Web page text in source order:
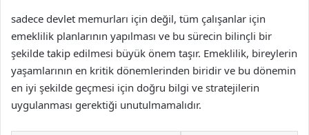
sadece devlet memurları için değil, tüm çalışanlar için
emeklilik planlarının yapılması ve bu sürecin bilinçli bir
şekilde takip edilmesi büyük önem taşır. Emeklilik, bireylerin
yaşamlarının en kritik dönemlerinden biridir ve bu dönemin
en iyi şekilde geçmesi için doğru bilgi ve stratejilerin
uygulanması gerektiği unutulmamalıdır.